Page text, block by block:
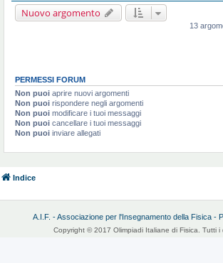
Nuovo argomento
13
PERMESSI FORUM
Non puoi aprire nuovi argomenti
Non puoi rispondere negli argomenti
Non puoi modificare i tuoi messaggi
Non puoi cancellare i tuoi messaggi
Non puoi inviare allegati
Indice
A.I.F. - Associazione per l'Insegnamento della Fisica -
Copyright © 2017 Olimpiadi Italiane di Fisica. Tutti i